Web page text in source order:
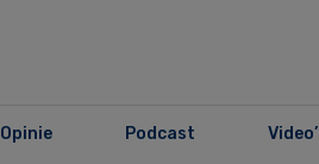
Opinie Podcast